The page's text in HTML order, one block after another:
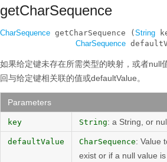
getCharSequence
CharSequence getCharSequence ( String
CharSequence
如果给定键未存在所需类型的映射，或者null
回与给定键相关联的值或defaultValue。
Parameters
key String: a String, or
defaultValue CharSequence: Value
exist or if a null value